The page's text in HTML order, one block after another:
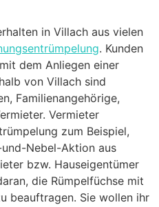
in Villach aus vielen
. Kunden
dem Anliegen einer
von Villach sind
Familienangehörige,
Vermieter
zum Beispiel,
Nebel-Aktion aus
bzw. Hauseigentümer
die Rümpelfüchse mit
beauftragen. Sie wollen ihr